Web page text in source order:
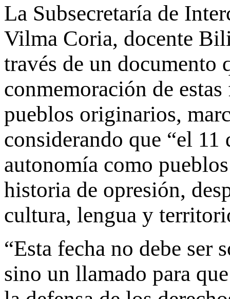
La Subsecretaría de
Vilma Coria, docente
través de un
conmemoración de
pueblos originarios,
considerando que “el
autonomía como
historia de opresión,
cultura, lengua y
“Esta fecha no debe ser
sino un llamado para